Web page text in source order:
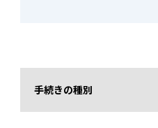
手続きの種別